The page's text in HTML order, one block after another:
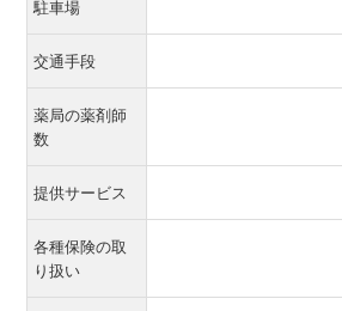
駐車場
交通手段
薬局の薬剤師
数
提供サービス
各種保険の取
り扱い